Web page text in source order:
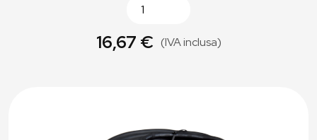
16,67 € (IVA inclusa)